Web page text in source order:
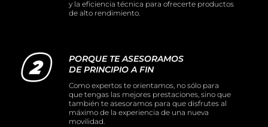
y la eficiencia técnica para ofrecerte productos
de alto rendimiento.
PORQUE TE ASESORAMOS
DE PRINCIPIO A FIN
Como expertos te orientamos, no sólo para
que tengas las mejores prestaciones, sino que
también te asesoramos para que disfrutes al
máximo de la experiencia de una nueva
movilidad.